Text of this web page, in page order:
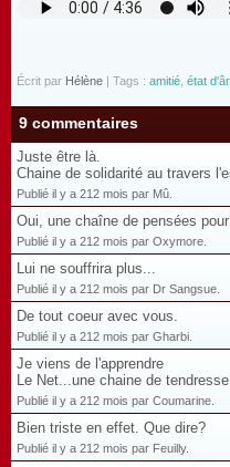
Écrit par Hélène | Tags : amitié état
9 commentaires
Juste être là.
Chaine de solidarité au travers
Publié il y a 212 mois par Mû.
Oui, une chaîne de pensées pour
Publié il y a 212 mois par Oxymore.
Lui ne souffrira plus...
Publié il y a 212 mois par Dr Sangsue.
De tout coeur avec vous.
Publié il y a 212 mois par Gharbi.
Je viens de l'apprendre
Le Net...une chaine de tendresse
Publié il y a 212 mois par Coumarine.
Bien triste en effet. Que dire?
Publié il y a 212 mois par Feuilly.